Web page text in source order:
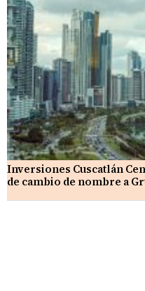
Inversiones Cuscatlán
de cambio de nombre a